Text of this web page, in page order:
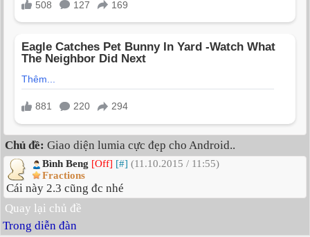
Chủ đề: Giao diện lumia cực đẹp cho Android..
Bình Beng [Off] [#] (11.10.2015 / 11:55)
Fractions
Cái này 2.3 cũng đc nhé
Quay lại chủ đề
Trong diễn đàn